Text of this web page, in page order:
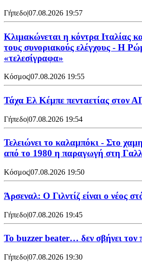
Γήπεδο|07.08.2026 19:57
Κλιμακώνεται η κόντρα Ιταλίας
τους συνοριακούς ελέγχους - Η
«τελεσίγραφα»
Κόσμος|07.08.2026 19:55
Τάχα Ελ Κέμπε πενταετίας στον
Γήπεδο|07.08.2026 19:54
Τελειώνει το καλαμπόκι - Στο
από το 1980 η παραγωγή στη
Κόσμος|07.08.2026 19:50
Άρσεναλ: Ο Γιλντίζ είναι ο νέος
Γήπεδο|07.08.2026 19:45
Το buzzer beater… δεν σβήνει τoν
Γήπεδο|07.08.2026 19:30